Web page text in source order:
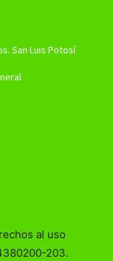
San Luis Potosí
al uso
203.